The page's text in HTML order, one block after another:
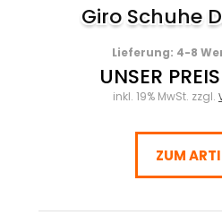
Giro Schuhe
Lieferung: 4-8
UNSER
inkl. 19% MwSt. zzgl.
ZUM